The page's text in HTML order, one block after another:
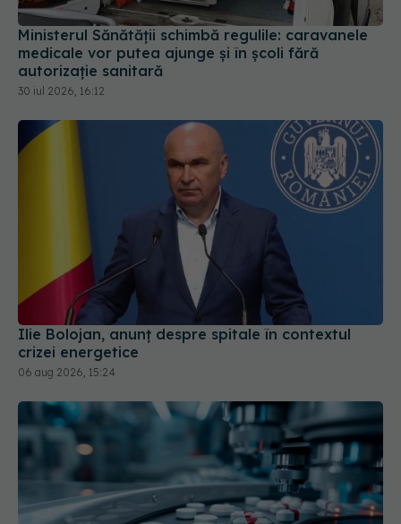
Ministerul Sănătății schimbă regulile: caravanele
medicale vor putea ajunge și în școli fără
autorizație sanitară
30 iul 2026, 16:12
Ilie Bolojan, anunț despre spitale în contextul
crizei energetice
06 aug 2026, 15:24